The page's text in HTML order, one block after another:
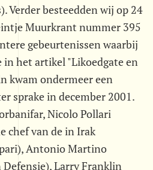
Verder besteedden wij op 24
Muurkrant nummer 395
gebeurtenissen waarbij
in het artikel "Likoedgate en
kwam ondermeer een
sprake in december 2001.
Nicolo Pollari
chef van de in Irak
Antonio Martino
Larry Franklin